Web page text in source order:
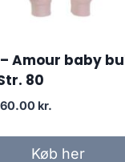
Amour baby
80
Original
60.00 kr.Current
Køb her